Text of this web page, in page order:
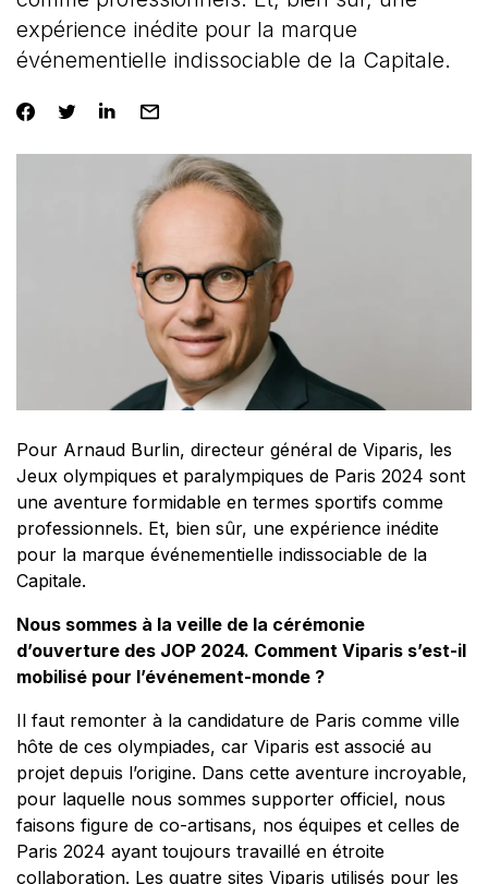
expérience inédite pour la marque
événementielle indissociable de la Capitale.
Pour Arnaud Burlin, directeur général de Viparis, les
Jeux olympiques et paralympiques de Paris 2024 sont
une aventure formidable en termes sportifs comme
professionnels. Et, bien sûr, une expérience inédite
pour la marque événementielle indissociable de la
Capitale.
Nous sommes à la veille de la cérémonie
d’ouverture des JOP 2024. Comment Viparis s’est-il
mobilisé pour l’événement-monde ?
Il faut remonter à la candidature de Paris comme ville
hôte de ces olympiades, car Viparis est associé au
projet depuis l’origine. Dans cette aventure incroyable,
pour laquelle nous sommes supporter officiel, nous
faisons figure de co-artisans, nos équipes et celles de
Paris 2024 ayant toujours travaillé en étroite
collaboration. Les quatre sites Viparis utilisés pour les